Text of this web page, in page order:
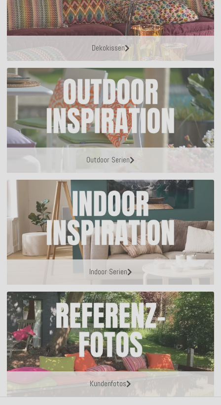
Dekokissen
Outdoor Serien
Indoor Serien
Kundenfotos